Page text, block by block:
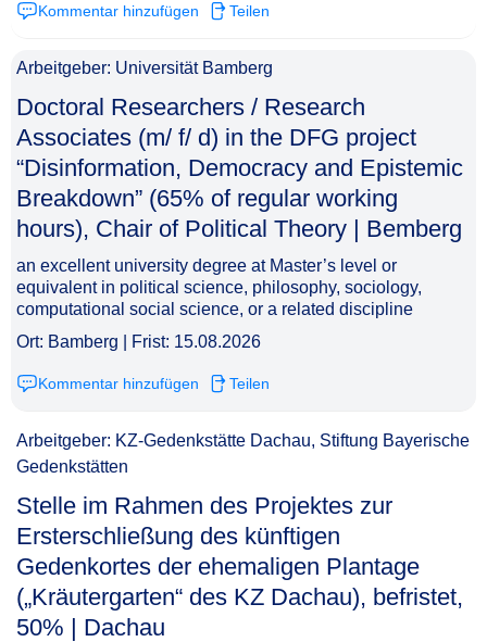
Kommentar hinzufügen Teilen
Arbeitgeber: Universität Bamberg
Doctoral Researchers / Research
Associates (m/ f/ d) in the DFG project
“Disinformation, Democracy and Epistemic
Breakdown” (65% of regular working
hours), Chair of Political Theory | Bemberg​‌‌‌‌​‌​‌‌‌‌‌​​​​‌​
an excellent university degree at Master’s level or
equivalent in political science, philosophy, sociology,
computational social science, or a related discipline
Ort: Bamberg | Frist: 15.08.2026
Kommentar hinzufügen Teilen
Arbeitgeber: KZ-Gedenkstätte Dachau, Stiftung Bayerische
Gedenkstätten
Stelle im Rahmen des Projektes zur
Ersterschließung des künftigen
Gedenkortes der ehemaligen Plantage
(„Kräutergarten“ des KZ Dachau), befristet,
50% | Dachau​‌‌‌‌​‌​‌‌‌‌‌​​​​​‌